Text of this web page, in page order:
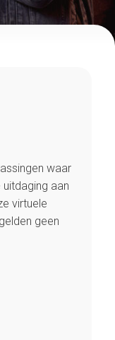
waar
aan
virtuele
geen